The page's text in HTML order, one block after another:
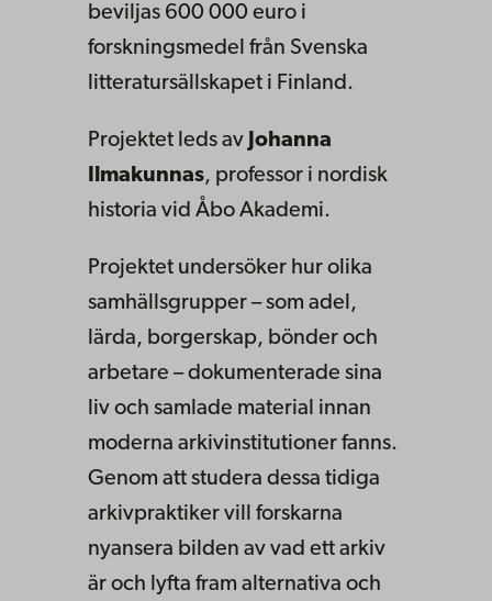
beviljas 600 000 euro i
forskningsmedel från Svenska
litteratursällskapet i Finland.
Projektet leds av Johanna
Ilmakunnas, professor i nordisk
historia vid Åbo Akademi.
Projektet undersöker hur olika
samhällsgrupper – som adel,
lärda, borgerskap, bönder och
arbetare – dokumenterade sina
liv och samlade material innan
moderna arkivinstitutioner fanns.
Genom att studera dessa tidiga
arkivpraktiker vill forskarna
nyansera bilden av vad ett arkiv
är och lyfta fram alternativa och